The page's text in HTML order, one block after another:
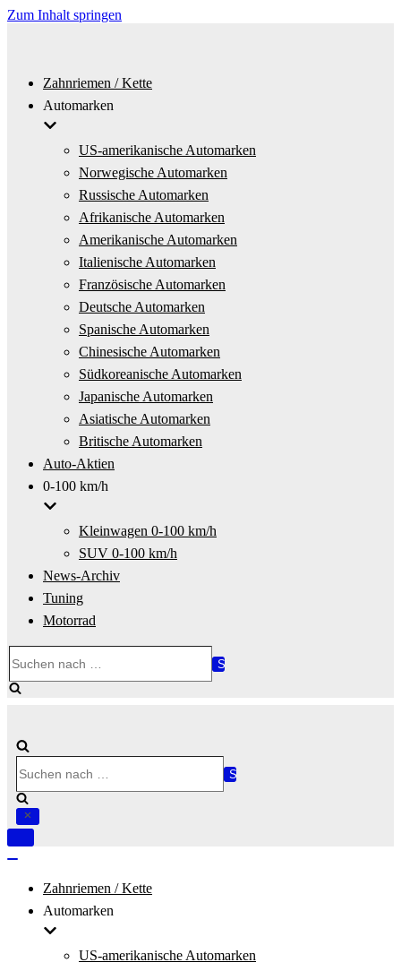
Zum Inhalt springen
Zahnriemen / Kette
Automarken
US-amerikanische Automarken
Norwegische Automarken
Russische Automarken
Afrikanische Automarken
Amerikanische Automarken
Italienische Automarken
Französische Automarken
Deutsche Automarken
Spanische Automarken
Chinesische Automarken
Südkoreanische Automarken
Japanische Automarken
Asiatische Automarken
Britische Automarken
Auto-Aktien
0-100 km/h
Kleinwagen 0-100 km/h
SUV 0-100 km/h
News-Archiv
Tuning
Motorrad
nach …
nach …
Navigation
Zahnriemen / Kette
Automarken
US-amerikanische Automarken